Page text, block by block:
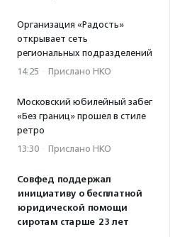
Организация «Радость»
открывает сеть
региональных подразделений
14:25 · Прислано НКО
Московский юбилейный забег
«Без границ» прошел в стиле
ретро
13:30 · Прислано НКО
Совфед поддержал
инициативу о бесплатной
юридической помощи
сиротам старше 23 лет